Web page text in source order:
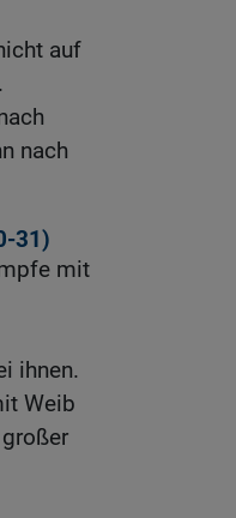
auf
nach
31)
mit
ihnen.
Weib